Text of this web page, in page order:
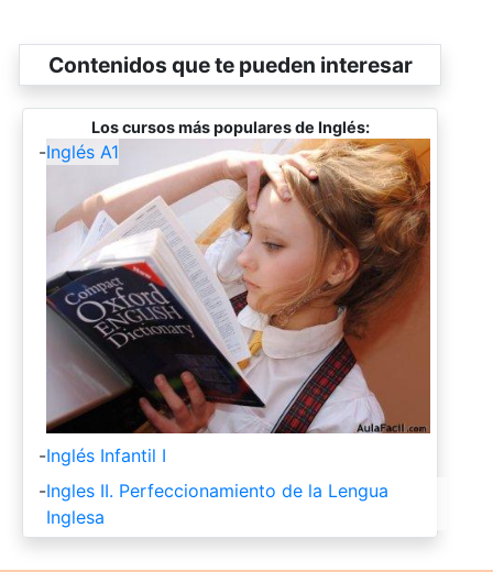
Contenidos que te pueden interesar
Los cursos más populares de Inglés:
-Inglés A1
-Inglés Infantil I
-Ingles II. Perfeccionamiento de la Lengua
Inglesa